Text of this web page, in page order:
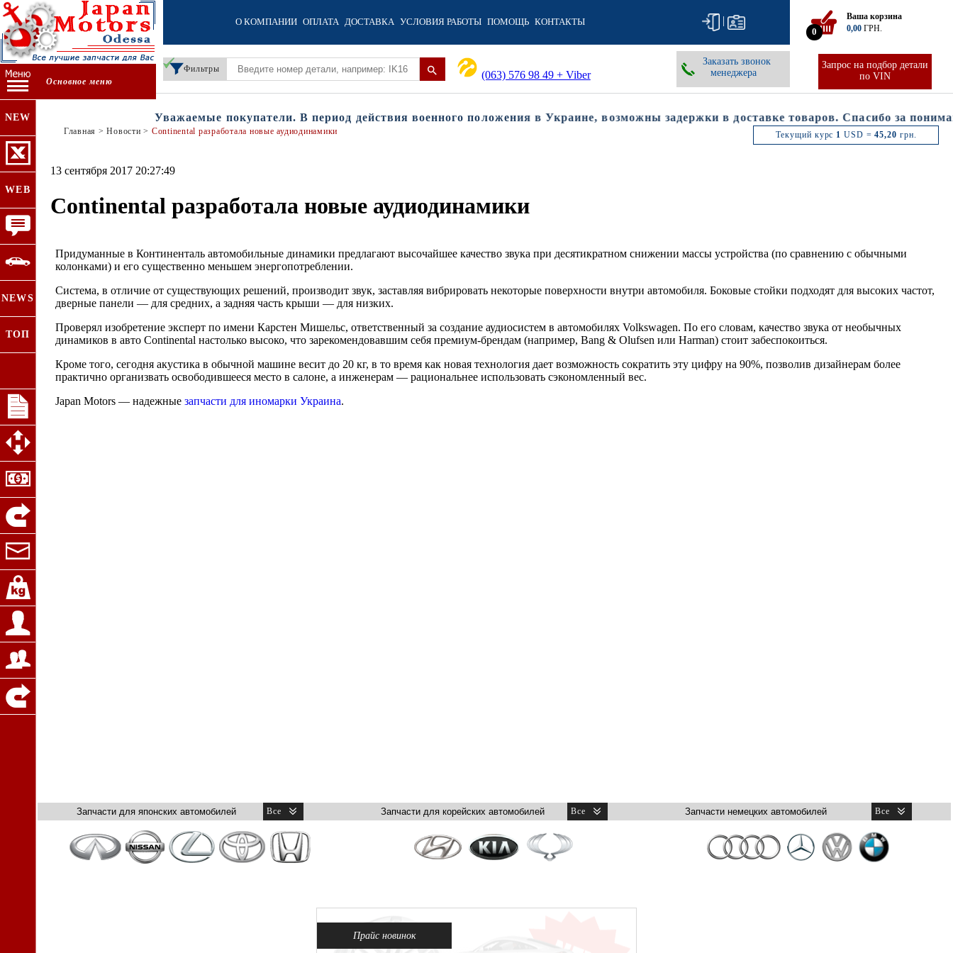
О КОМПАНИИ ОПЛАТА ДОСТАВКА УСЛОВИЯ РАБОТЫ ПОМОЩЬ КОНТАКТЫ |
Фильтры
(063) 576 98 49 + Viber
Запрос на подбор детали
по VIN
Заказать звонок
менеджера
0
Ваша корзина
0,00 ГРН.
Основное меню
NEW
WEB
NEWS
ТОП
Уважаемые покупатели. В период действия военного положения в Украине, возможны задержки в доставке товаров. Спасибо за
Главная > Новости > Continental разработала новые аудиодинамики Текущий курс 1 USD =45,20 грн.
13 сентября 2017 20:27:49
Continental разработала новые аудиодинамики
Придуманные в Континенталь автомобильные динамики предлагают высочайшее качество звука при десятикратном снижении массы устройства (по сравнению с обычными
колонками) и его существенно меньшем энергопотреблении.
Система, в отличие от существующих решений, производит звук, заставляя вибрировать некоторые поверхности внутри автомобиля. Боковые стойки подходят для высоких частот,
дверные панели — для средних, а задняя часть крыши — для низких.
Проверял изобретение эксперт по имени Карстен Мишельс, ответственный за создание аудиосистем в автомобилях Volkswagen. По его словам, качество звука от необычных
динамиков в авто Continental настолько высоко, что зарекомендовавшим себя премиум-брендам (например, Bang & Olufsen или Harman) стоит забеспокоиться.
Кроме того, сегодня акустика в обычной машине весит до 20 кг, в то время как новая технология дает возможность сократить эту цифру на 90%, позволив дизайнерам более
практично организвать освободившееся место в салоне, а инженерам — рациональнее использовать сэкономленный вес.
Japan Motors — надежныезапчасти для иномарки Украина.
Прайс новинок